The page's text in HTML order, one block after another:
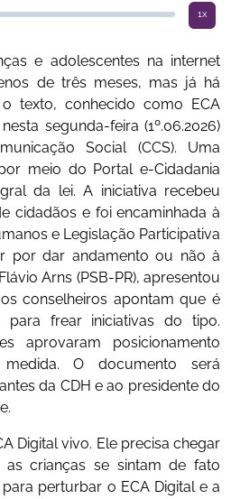
1x
e adolescentes na internet
de três meses, mas já há
texto, conhecido como ECA
segunda-feira (1º.06.2026)
Social (CCS). Uma
meio do Portal e-Cidadania
da lei. A iniciativa recebeu
cidadãos e foi encaminhada à
e Legislação Participativa
por dar andamento ou não à
Arns (PSB-PR), apresentou
conselheiros apontam que é
para frear iniciativas do tipo.
aprovaram posicionamento
O documento será
da CDH e ao presidente do
Digital vivo. Ele precisa chegar
crianças se sintam de fato
perturbar o ECA Digital e a